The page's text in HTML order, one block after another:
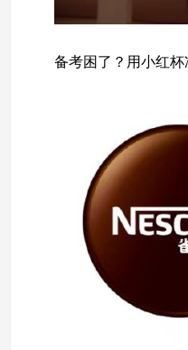
备考困了？用小红杯